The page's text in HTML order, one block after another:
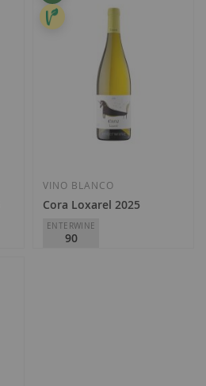
VINO BLANCO
Cora Loxarel 2025
ENTERWINE
90